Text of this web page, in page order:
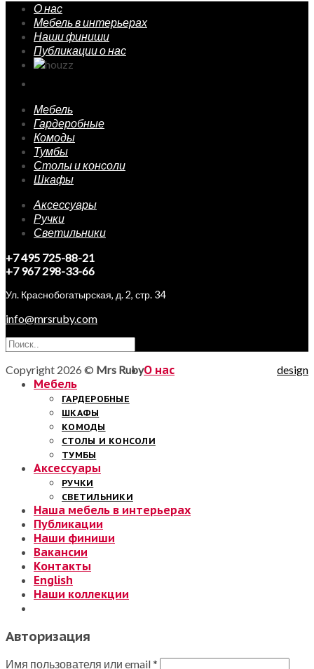
О нас
Мебель в интерьерах
Наши финиши
Публикации о нас
Мебель
Гардеробные
Комоды
Тумбы
Столы и консоли
Шкафы
Аксессуары
Ручки
Светильники
+7 495 725-88-21
+7 967 298-33-66
Ул. Краснобогатырская, д. 2, стр. 34
info@mrsruby.com
design
Copyright 2026 © Mrs RubyО нас
Мебель
ГАРДЕРОБНЫЕ
ШКАФЫ
КОМОДЫ
СТОЛЫ И КОНСОЛИ
ТУМБЫ
Аксессуары
РУЧКИ
СВЕТИЛЬНИКИ
Наша мебель в интерьерах
Публикации
Наши финиши
Вакансии
Контакты
English
Наши коллекции
Авторизация
Имя пользователя или email*